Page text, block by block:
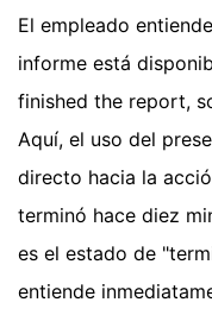
El empleado
informe está
finished the report,
Aquí, el uso del
directo hacia la
terminó hace diez
es el estado de
entiende